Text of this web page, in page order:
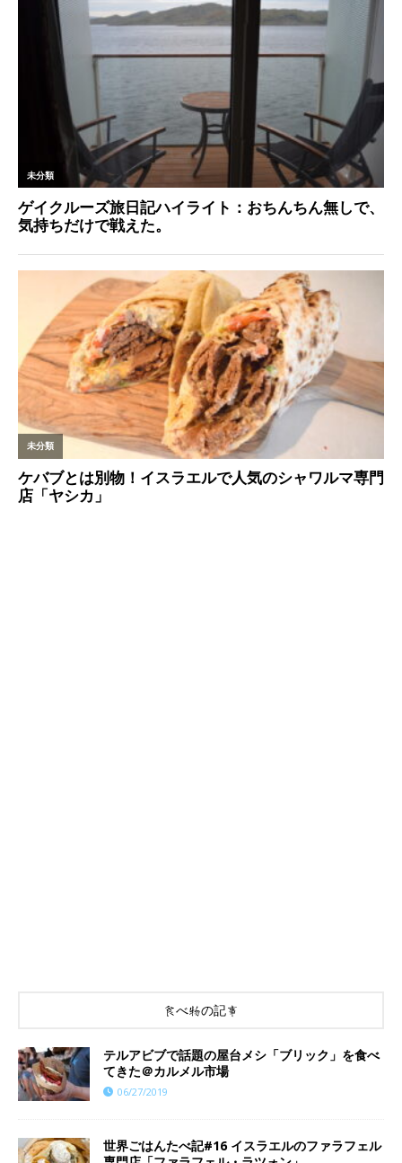
食べ物の記事
テルアビブで話題の屋台メシ「ブリック」を食べ
てきた＠カルメル市場
06/27/2019
世界ごはんたべ記#16 イスラエルのファラフェル